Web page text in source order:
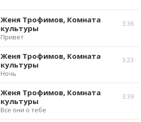
3:36
Женя Трофимов, Комната
культуры
Привет
3:23
Женя Трофимов, Комната
культуры
Ночь
3:39
Женя Трофимов, Комната
культуры
Все они о тебе